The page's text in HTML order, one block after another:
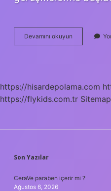
Devamını okuyun
Rusya
Çekilmiştir
https://hisardepolama.com
https://flykids.com.tr Sitemap
SIDEBAR
Son Yazılar
CeraVe paraben içerir mi ?
Ağustos 6, 2026